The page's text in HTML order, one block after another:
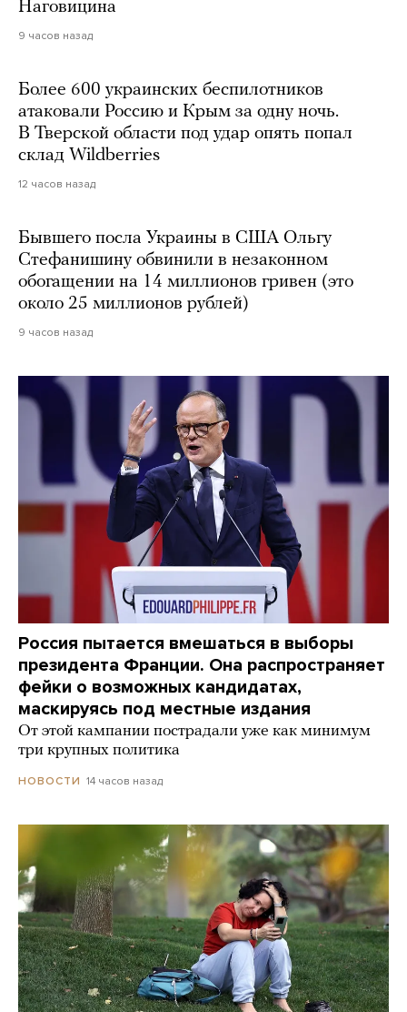
Наговицина
9 часов назад
Более 600 украинских беспилотников
атаковали Россию и Крым за одну ночь.
В Тверской области под удар опять попал
склад Wildberries
12 часов назад
Бывшего посла Украины в США Ольгу
Стефанишину обвинили в незаконном
обогащении на 14 миллионов гривен (это
около 25 миллионов рублей)
9 часов назад
Россия пытается вмешаться в выборы
президента Франции. Она распространяет
фейки о возможных кандидатах,
маскируясь под местные издания
От этой кампании пострадали уже как минимум
три крупных политика
НОВОСТИ 14 часов назад